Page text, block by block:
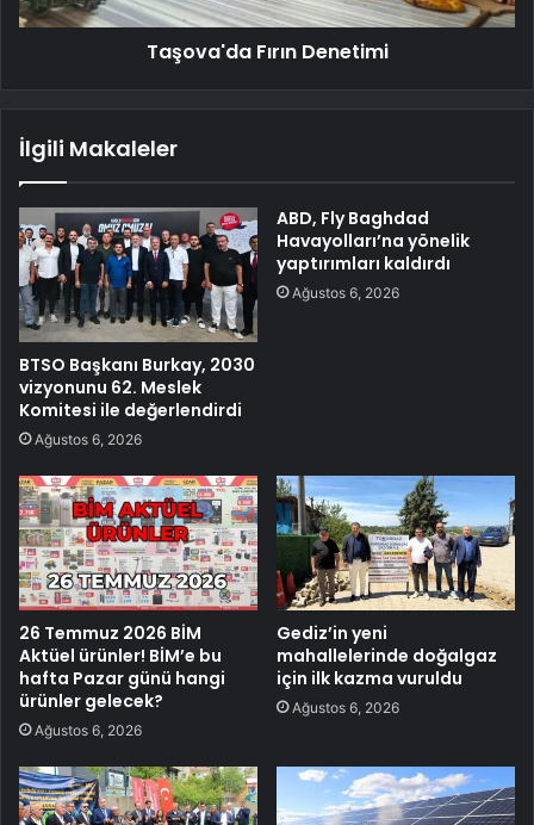
Taşova'da Fırın Denetimi
İlgili Makaleler
BTSO Başkanı Burkay, 2030
vizyonunu 62. Meslek
Komitesi ile değerlendirdi
Ağustos 6, 2026
ABD, Fly Baghdad
Havayolları’na yönelik
yaptırımları kaldırdı
Ağustos 6, 2026
26 Temmuz 2026 BİM
Aktüel ürünler! BİM’e bu
hafta Pazar günü hangi
ürünler gelecek?
Ağustos 6, 2026
Gediz’in yeni
mahallelerinde doğalgaz
için ilk kazma vuruldu
Ağustos 6, 2026